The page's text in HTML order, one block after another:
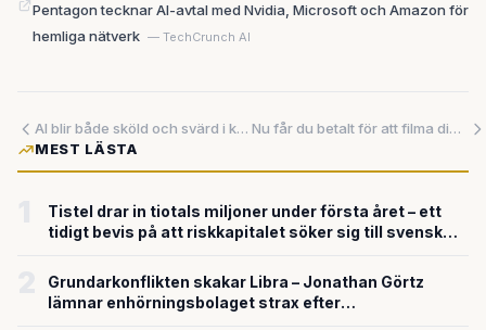
Pentagon tecknar AI-avtal med Nvidia, Microsoft och Amazon för
hemliga nätverk — TechCrunch AI
AI blir både sköld och svärd i kampen om digital säkerhet
Nu får du betalt för att filma dig diska – så robotarna kan lära sig
MEST LÄSTA
Tistel drar in tiotals miljoner under första året – ett
tidigt bevis på att riskkapitalet söker sig till svensk
Grundarkonflikten skakar Libra – Jonathan Görtz
lämnar enhörningsbolaget strax efter